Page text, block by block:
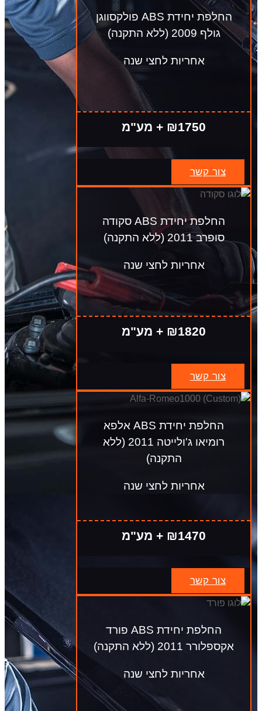
החלפת יחידת ABS פולקסווגן
גולף 2009 (ללא התקנה)
אחריות לחצי שנה
₪1750 + מע"מ
צור קשר
החלפת יחידת ABS סקודה
סופרב 2011 (ללא התקנה)
אחריות לחצי שנה
₪1820 + מע"מ
צור קשר
החלפת יחידת ABS אלפא
רומיאו ג'ולייטה 2011 (ללא
התקנה)
אחריות לחצי שנה
₪1470 + מע"מ
צור קשר
החלפת יחידת ABS פורד
אקספלורר 2011 (ללא התקנה)
אחריות לחצי שנה